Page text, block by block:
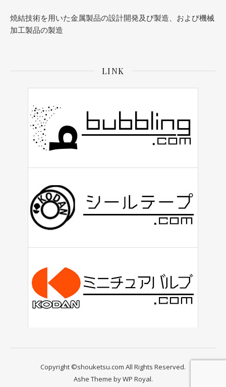
焼結技術を用いた金属製品の設計開発及び製造、および機械
加工製品の製造
LINK
Copyright ©shouketsu.com All Rights Reserved.
Ashe Theme byWP Royal.